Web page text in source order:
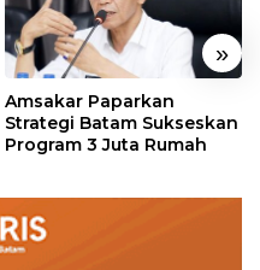
»
Amsakar Paparkan
Strategi Batam Sukseskan
Program 3 Juta Rumah